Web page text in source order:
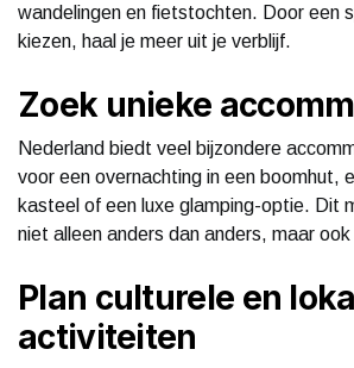
wandelingen en fietstochten. Door een
kiezen, haal je meer uit je verblijf.
Zoek unieke
Nederland biedt veel bijzondere
voor een overnachting in een boomhut,
kasteel of een luxe glamping-optie. Dit
niet alleen anders dan anders, maar
Plan culturele en
activiteiten